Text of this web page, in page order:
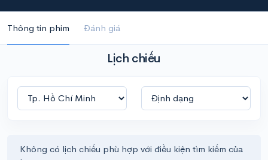
Thông tin phim Đánh giá
Lịch chiếu
Không có lịch chiếu phù hợp với điều kiện tìm kiếm của